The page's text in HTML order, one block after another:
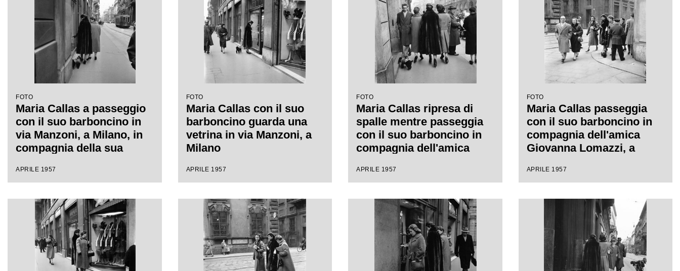
FOTO
Maria Callas a passeggio
con il suo barboncino in
via Manzoni, a Milano, in
compagnia della sua
APRILE 1957
FOTO
Maria Callas con il suo
barboncino guarda una
vetrina in via Manzoni, a
Milano
APRILE 1957
FOTO
Maria Callas ripresa di
spalle mentre passeggia
con il suo barboncino in
compagnia dell'amica
destra, e della sua
a Milano
APRILE 1957
FOTO
Maria Callas passeggia
con il suo barboncino in
compagnia dell'amica
Giovanna Lomazzi, a
segretaria, in via Manzoni
APRILE 1957